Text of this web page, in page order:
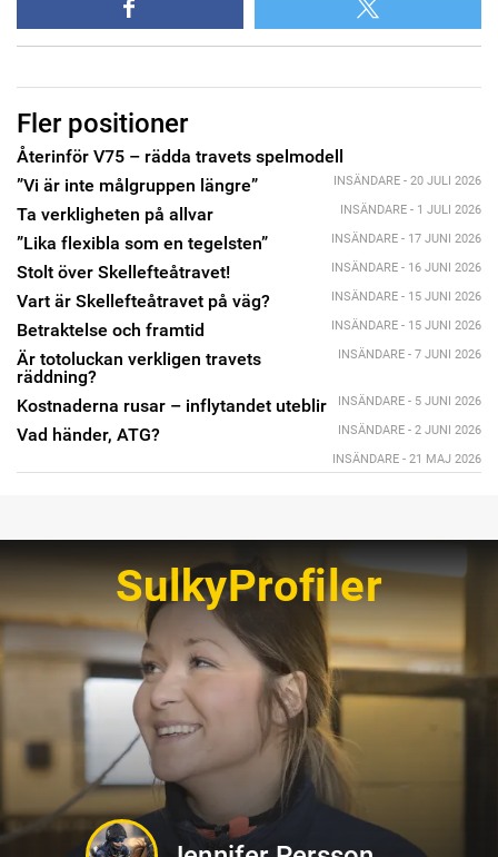
Fler positioner
Återinför V75 – rädda travets spelmodell
INSÄNDARE - 20 JULI 2026
”Vi är inte målgruppen längre”
INSÄNDARE - 1 JULI 2026
Ta verkligheten på allvar
INSÄNDARE - 17 JUNI 2026
”Lika flexibla som en tegelsten”
INSÄNDARE - 16 JUNI 2026
Stolt över Skellefteåtravet!
INSÄNDARE - 15 JUNI 2026
Vart är Skellefteåtravet på väg?
INSÄNDARE - 15 JUNI 2026
Betraktelse och framtid
INSÄNDARE - 7 JUNI 2026
Är totoluckan verkligen travets
räddning?
INSÄNDARE - 5 JUNI 2026
Kostnaderna rusar – inflytandet uteblir
INSÄNDARE - 2 JUNI 2026
Vad händer, ATG?
INSÄNDARE - 21 MAJ 2026
SulkyProfiler